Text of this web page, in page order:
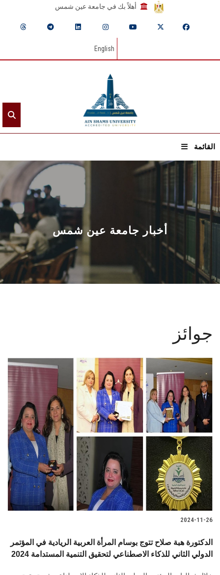
أهلاً بك في جامعة عين شمس
English
القائمة
الرئيسيـة
عن الجامعة
القطاعـات
الشئون الأكاديمية
البحث العلمي
الأنظمة الذكية
الإعلام
تواصل معنا
الطلاب
هيئة التدريس
الدراسات العليا
الموظفون
أخبار جامعة عين شمس
جوائز
2024-11-26
الدكتورة هبة صلاح تتوج بوسام المرأة العربية الريادية في المؤتمر
الدولي الثاني للذكاء الاصطناعي لتحقيق التنمية المستدامة 2024